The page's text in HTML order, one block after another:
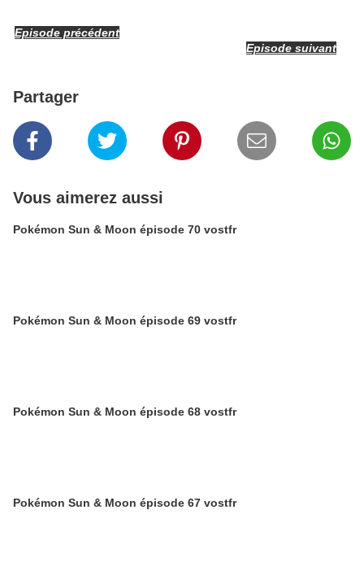
Episode précédent
Episode suivant
Partager
Vous aimerez aussi
Pokémon Sun & Moon épisode 70 vostfr
Pokémon Sun & Moon épisode 69 vostfr
Pokémon Sun & Moon épisode 68 vostfr
Pokémon Sun & Moon épisode 67 vostfr